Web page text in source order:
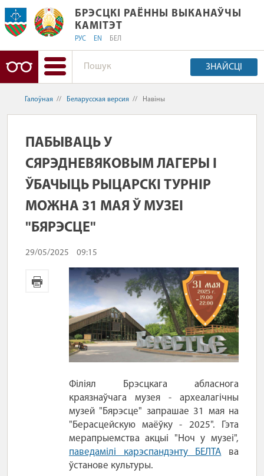
БРЭСЦКІ РАЁННЫ ВЫКАНАЎЧЫ
БРЭСЦКІ РАЁННЫ ВЫКАНАЎЧЫ
КАМІТЭТ
РУС EN БЕЛ
ЗНАЙСЦІ
Галоўная // Беларусская версия // Навіны
ПАБЫВАЦЬ У
СЯРЭДНЕВЯКОВЫМ ЛАГЕРЫ І
ЎБАЧЫЦЬ РЫЦАРСКІ ТУРНІР
МОЖНА 31 МАЯ Ў МУЗЕІ
"БЯРЭСЦЕ"
29/05/2025 09:15
Філіял Брэсцкага абласнога
краязнаўчага музея - археалагічны
музей "Бярэсце" запрашае 31 мая на
"Берасцейскую маёўку - 2025". Гэта
мерапрыемства акцыі "Ноч у музеі",
паведамілі карэспандэнту БЕЛТА ва
ўстанове культуры.